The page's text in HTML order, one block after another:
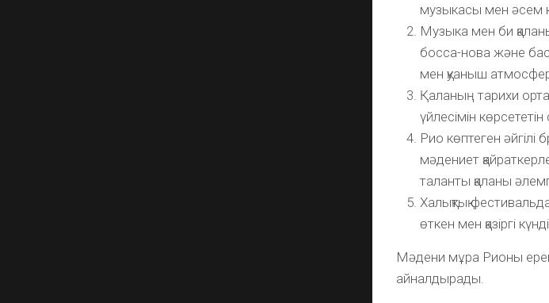
музыкасы мен әсем
Музыка мен би
босса-нова және
мен қуаныш
Қаланың тарихи
үйлесімін
Рио көптеген
мәдениет
таланты қаланы
Халықтық
өткен мен қазіргі
Мәдени мұра Рионы
айналдырады.